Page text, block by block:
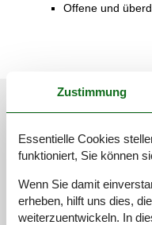
Offene und
Unsere
4,5
Letzte
Zustimmung
Essentielle Cookies
funktioniert, Sie können
Wenn Sie damit
erheben, hilft uns dies,
weiterzuentwickeln. In